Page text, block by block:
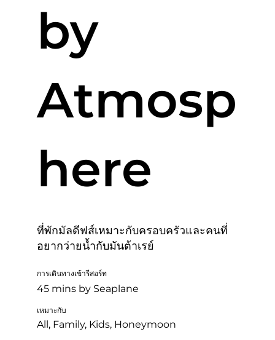
ที่พักมัลดีฟส์เหมาะกับครอบครัวและคนที่
อยากว่ายน้ำกับมันต้าเรย์
by
Atmosp
here
45 mins by Seaplane
การเดินทางเข้ารีสอร์ท
All, Family, Kids, Honeymoon
เหมาะกับ